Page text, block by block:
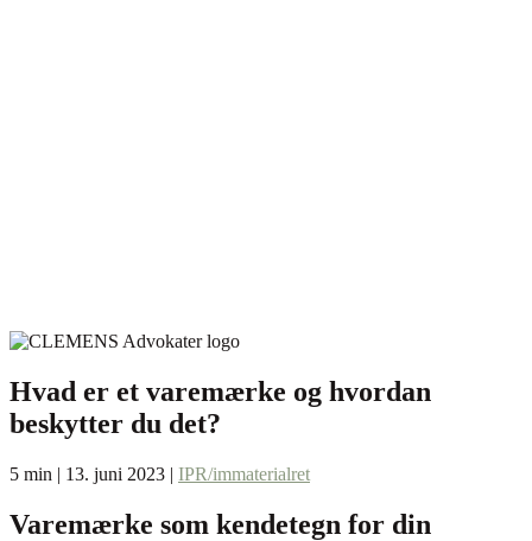
Hvad er et varemærke og hvordan
beskytter du det?
5 min | 13. juni 2023 | IPR/immaterialret
Varemærke som kendetegn for din